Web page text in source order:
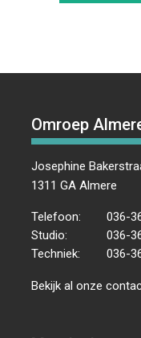
Omroep
Josephine
1311 GA Almere
Telefoon:
036-
Studio:
036-
Techniek:
036-
Bekijk al onze